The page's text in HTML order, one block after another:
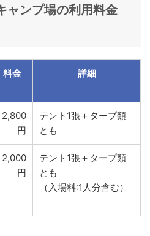
ャンプ場の利用料金
料金 詳細
2,800
円
テント1張＋タープ類
とも
2,000
円
テント1張＋タープ類
とも
（入場料:1人分含む）